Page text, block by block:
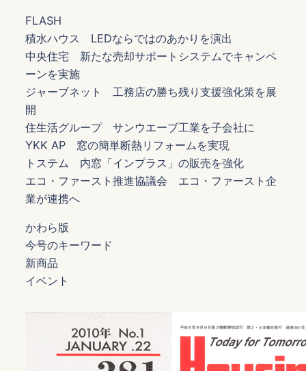
FLASH
積水ハウス LEDならではのあかりを演出
中央住宅 新たな売却サポートシステムでキャンペ
ーンを実施
ジャーブネット 工務店の勝ち残り支援強化策を展
開
住生活グループ サンウエーブ工業を子会社に
YKK AP 窓の簡単断熱リフォームを実現
トステム 内窓「インプラス」の販売を強化
エコ・ファースト推進協議会 エコ・ファースト企
業が連携へ
かわら版
今号のキーワード
新商品
イベント